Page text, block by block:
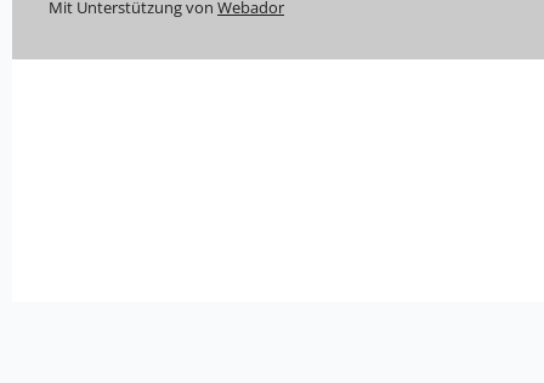
Mit Unterstützung von Webador